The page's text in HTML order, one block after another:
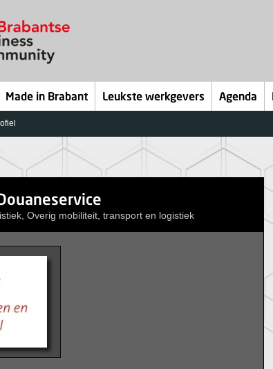
Made in Brabant Leukste werkgevers Agenda
Overig mobiliteit, transport en logistiek